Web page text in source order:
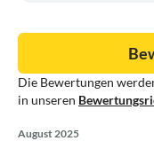
Die Bewertungen
in unseren
August 2025